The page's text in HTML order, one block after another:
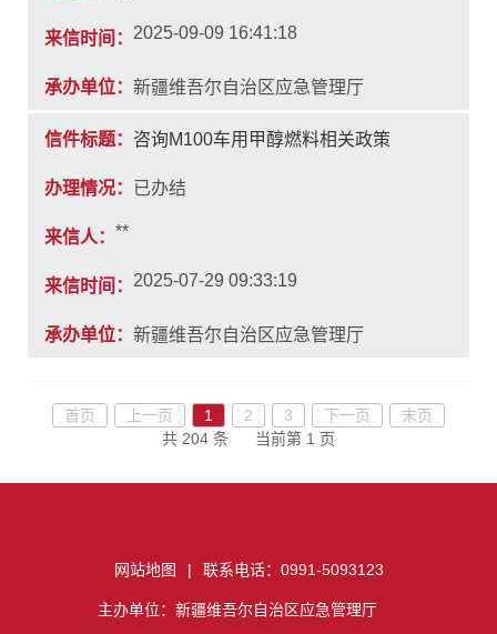
来信时间： 2025-09-09 16:41:18
承办单位： 新疆维吾尔自治区应急管理厅
信件标题： 咨询M100车用甲醇燃料相关政策
办理情况： 已办结
来信人： **
来信时间： 2025-07-29 09:33:19
承办单位： 新疆维吾尔自治区应急管理厅
首页 上一页 1 2 3 下一页
末页
共 204 条
当前第 1 页
网站地图 | 联系电话：0991-5093123
主办单位：新疆维吾尔自治区应急管理厅